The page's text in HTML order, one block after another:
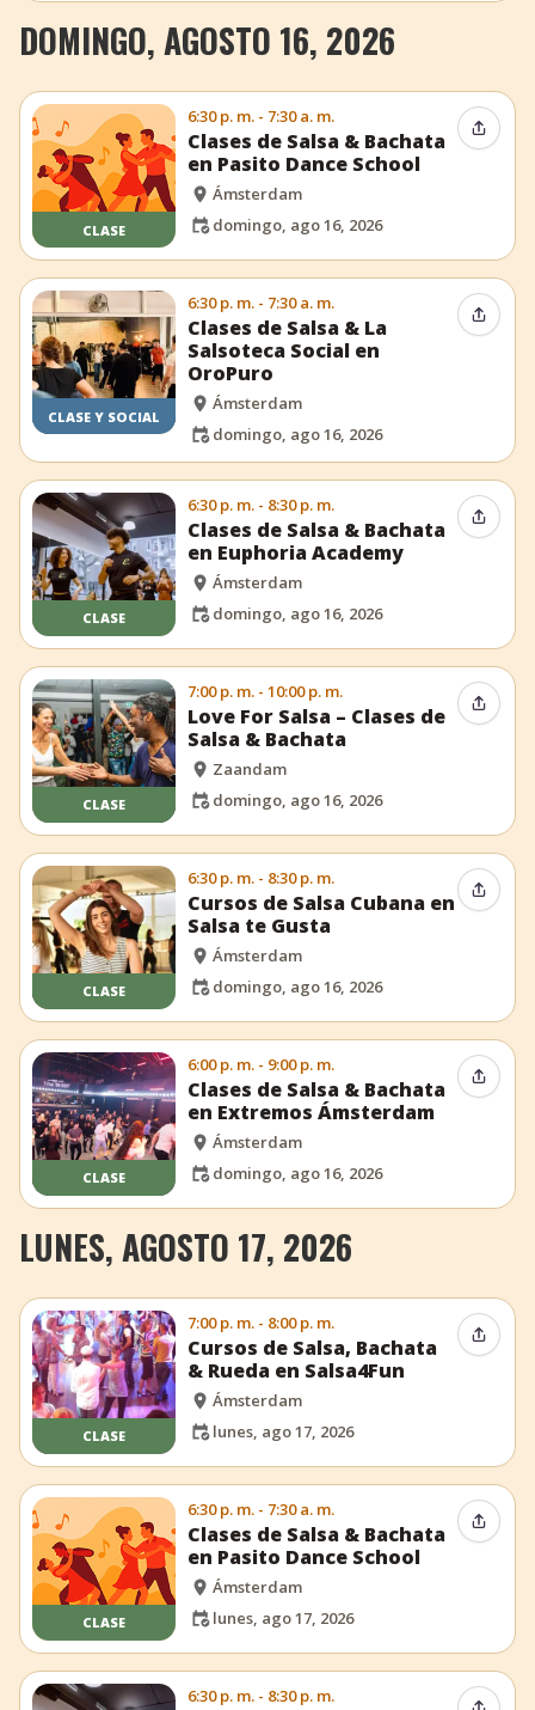
DOMINGO, AGOSTO 16, 2026
CLASE
6:30 p. m. - 7:30 a. m.
Clases de Salsa & Bachata
en Pasito Dance School
Ámsterdam
domingo, ago 16, 2026
CLASE Y SOCIAL
6:30 p. m. - 7:30 a. m.
Clases de Salsa & La
Salsoteca Social en
OroPuro
Ámsterdam
domingo, ago 16, 2026
CLASE
6:30 p. m. - 8:30 p. m.
Clases de Salsa & Bachata
en Euphoria Academy
Ámsterdam
domingo, ago 16, 2026
CLASE
7:00 p. m. - 10:00 p. m.
Love For Salsa – Clases de
Salsa & Bachata
Zaandam
domingo, ago 16, 2026
CLASE
6:30 p. m. - 8:30 p. m.
Cursos de Salsa Cubana en
Salsa te Gusta
Ámsterdam
domingo, ago 16, 2026
CLASE
6:00 p. m. - 9:00 p. m.
Clases de Salsa & Bachata
en Extremos Ámsterdam
Ámsterdam
domingo, ago 16, 2026
LUNES, AGOSTO 17, 2026
CLASE
7:00 p. m. - 8:00 p. m.
Cursos de Salsa, Bachata
& Rueda en Salsa4Fun
Ámsterdam
lunes, ago 17, 2026
CLASE
6:30 p. m. - 7:30 a. m.
Clases de Salsa & Bachata
en Pasito Dance School
Ámsterdam
lunes, ago 17, 2026
6:30 p. m. - 8:30 p. m.